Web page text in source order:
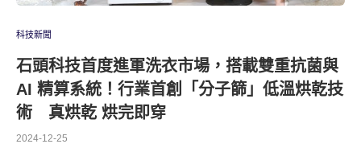
科技新聞
石頭科技首度進軍洗衣市場，搭載雙重抗菌與
AI 精算系統！行業首創「分子篩」低溫烘乾技
術 真烘乾 烘完即穿
2024-12-25